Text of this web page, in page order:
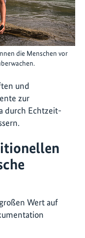
die Menschen vor
und
zur
durch Echtzeit-
Wert auf